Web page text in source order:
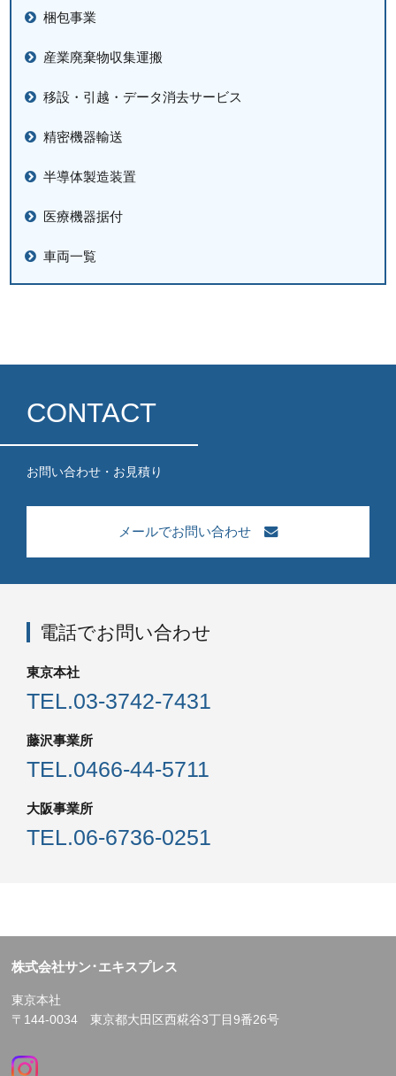
梱包事業
産業廃棄物収集運搬
移設・引越・データ消去サービス
精密機器輸送
半導体製造装置
医療機器据付
車両一覧
CONTACT
お問い合わせ・お見積り
メールでお問い合わせ
電話でお問い合わせ
東京本社
TEL.03-3742-7431
藤沢事業所
TEL.0466-44-5711
大阪事業所
TEL.06-6736-0251
株式会社サン･エキスプレス
東京本社
〒144-0034 東京都大田区西糀谷3丁目9番26号